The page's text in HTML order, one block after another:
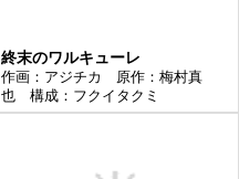
終末のワルキューレ
作画：アジチカ 原作：梅村真
也 構成：フクイタクミ